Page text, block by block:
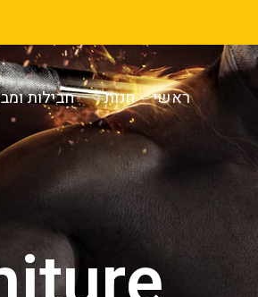
ראשי חנות חבילות